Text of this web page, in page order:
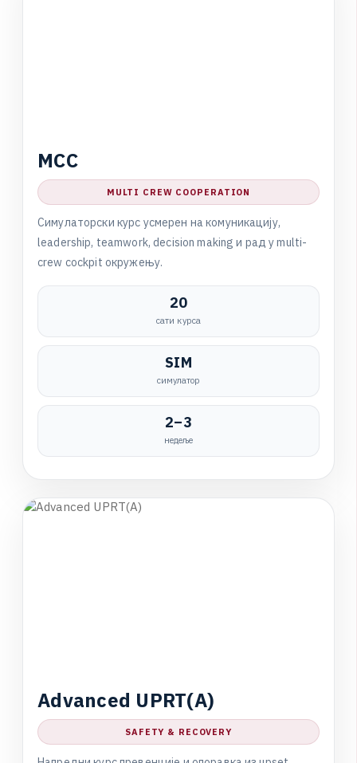
MCC
MULTI CREW COOPERATION
Симулаторски курс усмерен накомуникацију,
leadership, teamwork, decision making и рад уmulti-
crew cockpit окружењу.
20
сати курса
SIM
симулатор
2–3
недеље
Advanced UPRT(A)
SAFETY & RECOVERY